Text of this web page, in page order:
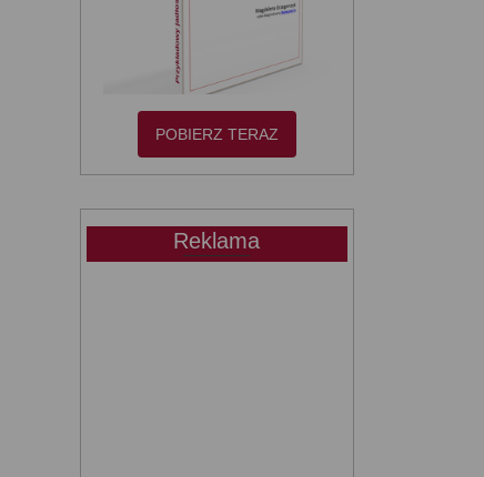
POBIERZ TERAZ
Reklama